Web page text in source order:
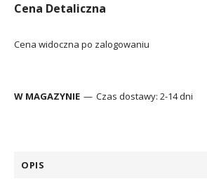
Cena Detaliczna
Cena widoczna po zalogowaniu
W MAGAZYNIE Czas dostawy: 2-14 dni
OPIS